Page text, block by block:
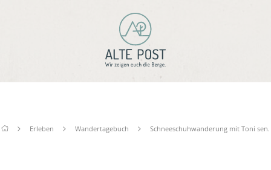
Erleben Wandertagebuch Schneeschuhwanderung mit Toni sen.